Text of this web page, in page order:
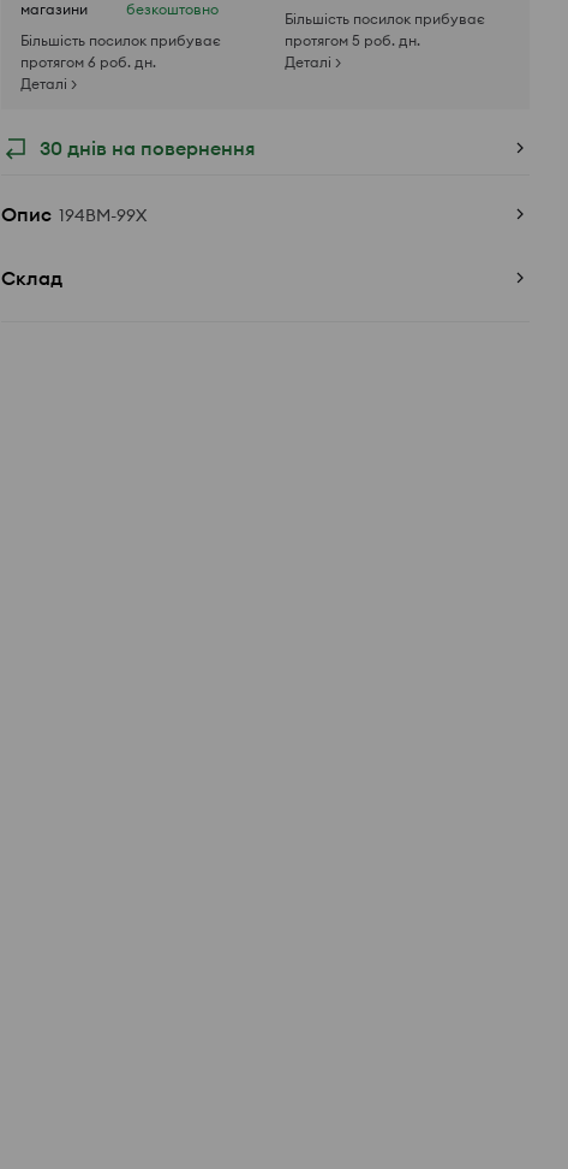
магазини
безкоштовно
Більшість посилок прибуває
протягом 6 роб. дн.
Деталі >
Більшість посилок прибуває
протягом 5 роб. дн.
Деталі >
30 днів на повернення
Опис 194BM-99X
Склад